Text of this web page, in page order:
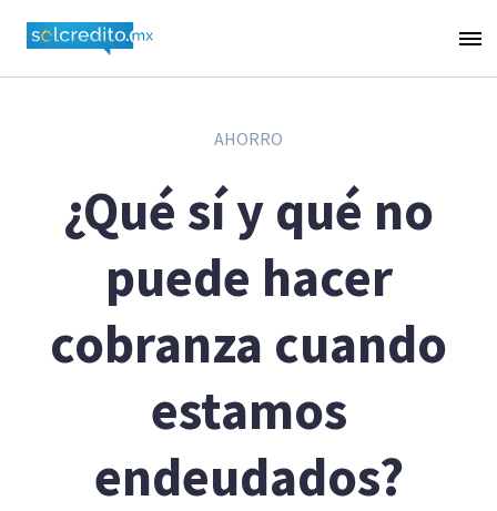
AHORRO
¿Qué sí y qué no
puede hacer
cobranza cuando
estamos
endeudados?